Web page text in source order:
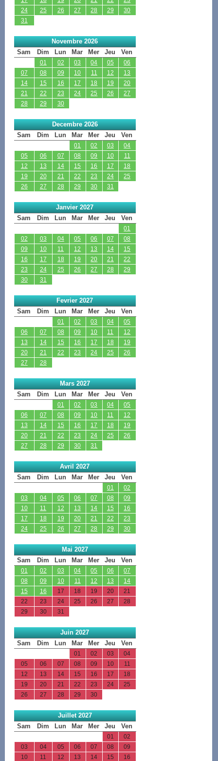
24
25 26 27 28 29
30
31
Novembre 2026
Sam
Dim Lun Mar Mer Jeu Ven
01 02 03 04 05
06
07
08 09 10 11 12
13
14
15 16 17 18 19
20
21
22 23 24 25 26
27
28
29 30
Decembre 2026
Sam
Dim Lun Mar Mer Jeu Ven
01 02 03
04
05
06 07 08 09 10
11
12
13 14 15 16 17
18
19
20 21 22 23 24
25
26
27 28 29 30 31
Janvier 2027
Sam
Dim Lun Mar Mer Jeu Ven
01
02
03 04 05 06 07
08
09
10 11 12 13 14
15
16
17 18 19 20 21
22
23
24 25 26 27 28
29
30
31
Fevrier 2027
Sam
Dim Lun Mar Mer Jeu Ven
01 02 03 04
05
06
07 08 09 10 11
12
13
14 15 16 17 18
19
20
21 22 23 24 25
26
27
28
Mars 2027
Sam
Dim Lun Mar Mer Jeu Ven
01 02 03 04
05
06
07 08 09 10 11
12
13
14 15 16 17 18
19
20
21 22 23 24 25
26
27
28 29 30 31
Avril 2027
Sam
Dim Lun Mar Mer Jeu Ven
01
02
03
04 05 06 07 08
09
10
11 12 13 14 15
16
17
18 19 20 21 22
23
24
25 26 27 28 29 30
Mai 2027
Sam
Dim Lun Mar Mer Jeu Ven
01 02 03 04 05 06
07
08
09 10 11 12 13
14
15
16 17 18 19 20
21
22
23 24 25 26 27
28
29
30 31
Juin 2027
Sam
Dim Lun Mar Mer Jeu Ven
01 02 03
04
05
06 07 08 09 10
11
12
13 14 15 16 17
18
19
20 21 22 23 24
25
26
27 28 29 30
Juillet 2027
Sam
Dim Lun Mar Mer Jeu Ven
01
02
03
04 05 06 07 08
09
10
11 12 13 14 15 16